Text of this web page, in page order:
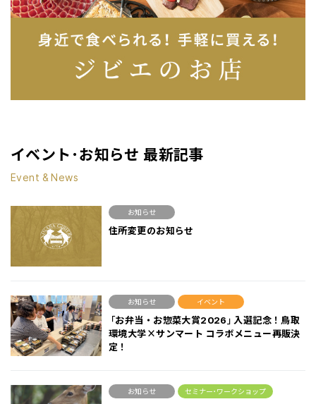
イベント･お知らせ 最新記事
Event & News
お知らせ
住所変更のお知らせ
お知らせ イベント
「お弁当・お惣菜大賞2026」入選記念！鳥取
環境大学×サンマート コラボメニュー再販決
定！
お知らせ セミナー･ワークショップ